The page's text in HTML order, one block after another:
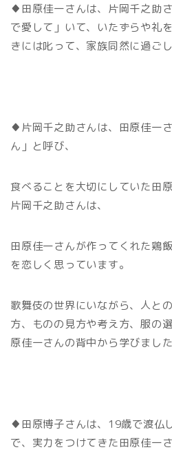
♦田原佳一さんは、片岡千之助
で愛して」いて、いたずらや礼
きには叱って、家族同然に過ご
♦片岡千之助さんは、田原佳一
ん」と呼び、
食べることを大切にしていた田
片岡千之助さんは、
田原佳一さんが作ってくれた鶏
を恋しく思っています。
歌舞伎の世界にいながら、人と
方、ものの見方や考え方、服の
原佳一さんの背中から学びました
♦田原博子さんは、19歳で渡仏
で、実力をつけてきた田原佳一